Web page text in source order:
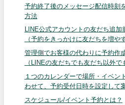
予約終了後のメッセージ配信時刻
方法
LINE公式アカウントの友だち追
（予約をきっかけに友だちを増やす
管理側でお客様の代わりに予約作
（LINEの友だちでも友だち以外で
１つのカレンダーで場所・イベン
わせて、予約受付日時を設定して
スケジュール/イベント予約とは？